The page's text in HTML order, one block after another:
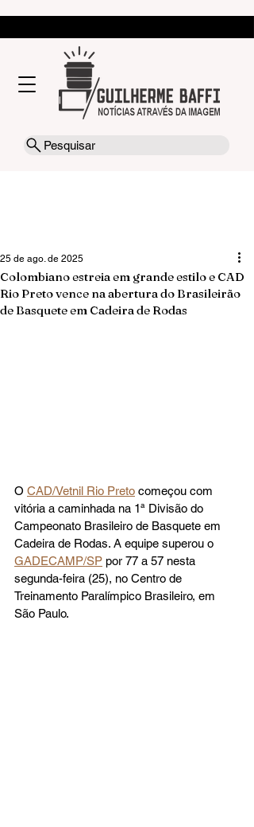
Pesquisar
Colombiano estreia em grande estilo e CAD
Rio Preto vence na abertura do Brasileirão
de Basquete em Cadeira de Rodas
25 de ago. de 2025
O CAD/Vetnil Rio Preto começou com
vitória a caminhada na 1ª Divisão do
Campeonato Brasileiro de Basquete em
Cadeira de Rodas. A equipe superou o
GADECAMP/SP por 77 a 57 nesta
segunda-feira (25), no Centro de
Treinamento Paralímpico Brasileiro, em
São Paulo.